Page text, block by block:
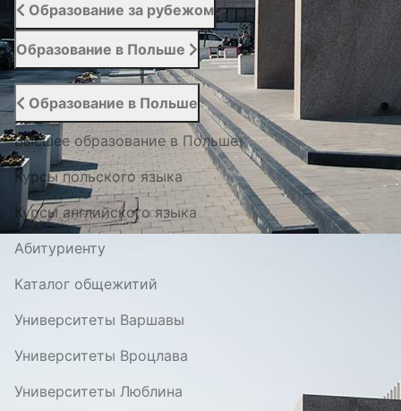
Образование за рубежом
Образование в Польше
Образование в Польше
Высшее образование в Польше
Курсы польского языка
Курсы английского языка
Абитуриенту
Каталог общежитий
Университеты Варшавы
Университеты Вроцлава
Университеты Люблина